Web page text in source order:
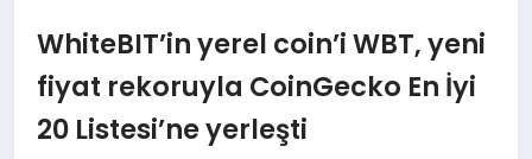
EKONOMI
WhiteBIT’in yerel coin’i WBT, yeni
fiyat rekoruyla CoinGecko En İyi
20 Listesi’ne yerleşti